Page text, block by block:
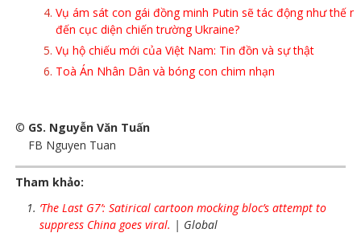
Vụ ám sát con gái đồng minh Putin sẽ tác động như thế
đến cục diện chiến trường Ukraine?
Vụ hộ chiếu mới của Việt Nam: Tin đồn và sự thật
Toà Án Nhân Dân và bóng con chim nhạn
© GS. Nguyễn Văn Tuấn
FB Nguyen Tuan
Tham khảo:
‘The Last G7’: Satirical cartoon mocking bloc’s attempt to
suppress China goes viral. | Global